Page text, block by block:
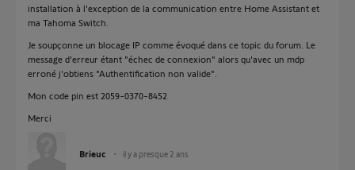
installation à l'exception de la communication entre Home Assistant et
ma Tahoma Switch.
Je soupçonne un blocage IP comme évoqué dans ce topic du forum. Le
message d'erreur étant "échec de connexion" alors qu'avec un mdp
erroné j'obtiens "Authentification non valide".
Mon code pin est 2059-0370-8452
Merci
Brieuc il y a presque 2 ans